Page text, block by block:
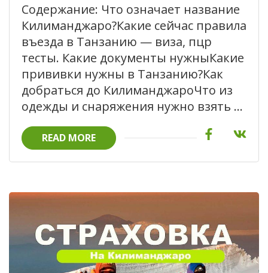
Содержание: Что означает название
Килиманджаро?Какие сейчас правила
въезда в Танзанию — виза, пцр
тесты. Какие документы нужныКакие
прививки нужны в Танзанию?Как
добраться до КилиманджароЧто из
одежды и снаряжения нужно взять …
READ MORE